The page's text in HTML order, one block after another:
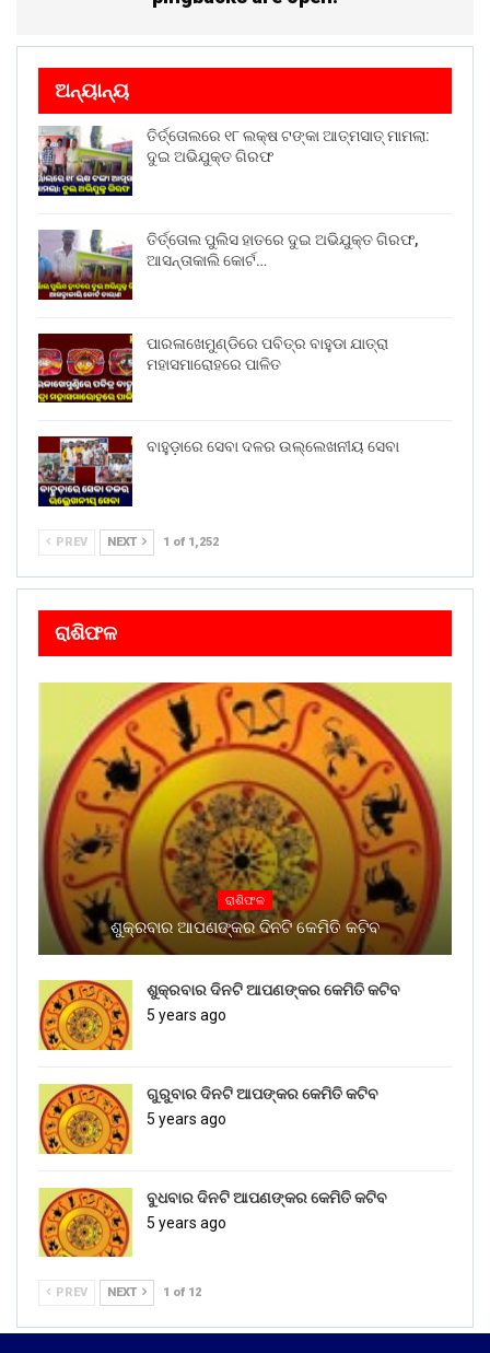
ଅନ୍ୟାନ୍ୟ
ତିର୍ତ୍ତୋଲରେ ୧୮ ଲକ୍ଷ ଟଙ୍କା ଆତ୍ମସାତ୍ ମାମଲା:
ଦୁଇ ଅଭିଯୁକ୍ତ ଗିରଫ
ତିର୍ତ୍ତୋଲ ପୁଲିସ ହାତରେ ଦୁଇ ଅଭିଯୁକ୍ତ ଗିରଫ,
ଆସନ୍ତାକାଲି କୋର୍ଟ…
ପାରଳାଖେମୁଣ୍ଡିରେ ପବିତ୍ର ବାହୁଡା ଯାତ୍ରା
ମହାସମାରୋହରେ ପାଳିତ
ବାହୁଡ଼ାରେ ସେବା ଦଳର ଉଲ୍ଲେଖନୀୟ ସେବା
PREV NEXT 1 of 1,252
ରାଶିଫଳ
ରାଶିଫଳ
ଶୁକ୍ରବାର ଆପଣଙ୍କର ଦିନଟି କେମିତି କଟିବ
ଶୁକ୍ରବାର ଦିନଟି ଆପଣଙ୍କର କେମିତି କଟିବ
5 years ago
ଗୁରୁବାର ଦିନଟି ଆପଙ୍କର କେମିତି କଟିବ
5 years ago
ବୁଧବାର ଦିନଟି ଆପଣଙ୍କର କେମିତି କଟିବ
5 years ago
PREV NEXT 1 of 12